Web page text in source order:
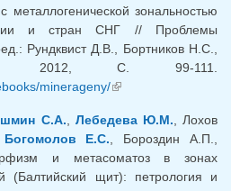
металлогенической зональностью
и стран СНГ // Проблемы
Рундквист Д.В., Бортников Н.С.,
2012, С. 99-111.
minerageny/(внешняя ссылка)
С.А. Лебедева Ю.М. , Лохов
Богомолов Е.С. , Бороздин А.П.,
и метасоматоз в зонах
(Балтийский щит): петрология и